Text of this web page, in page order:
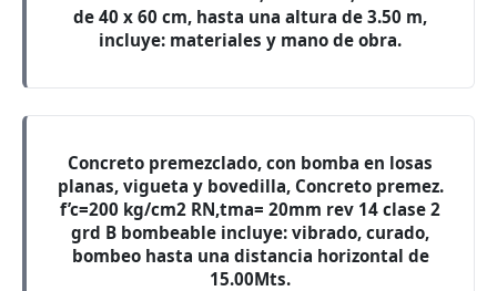
de 40 x 60 cm, hasta una altura de 3.50 m,
incluye: materiales y mano de obra.
Concreto premezclado, con bomba en losas
planas, vigueta y bovedilla, Concreto premez.
f’c=200 kg/cm2 RN,tma= 20mm rev 14 clase 2
grd B bombeable incluye: vibrado, curado,
bombeo hasta una distancia horizontal de
15.00Mts.